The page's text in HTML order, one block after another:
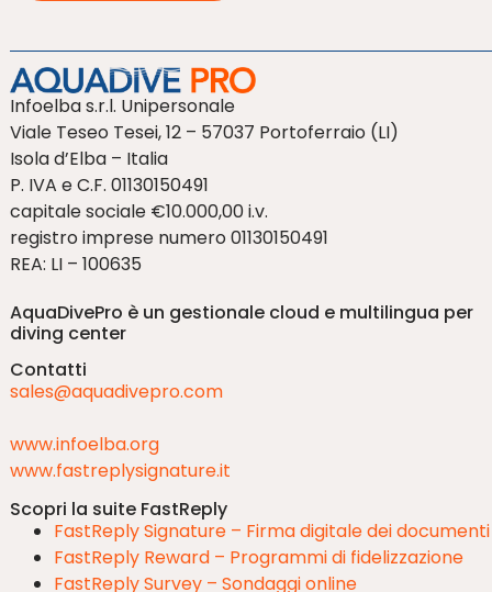
Infoelba s.r.l. Unipersonale
Viale Teseo Tesei, 12 – 57037 Portoferraio (LI)
Isola d’Elba – Italia
P. IVA e C.F. 01130150491
capitale sociale €10.000,00 i.v.
registro imprese numero 01130150491
REA: LI – 100635
AquaDivePro è un gestionale cloud e multilingua per
diving center
Contatti
sales@aquadivepro.com
www.infoelba.org
www.fastreplysignature.it
Scopri la suite FastReply
FastReply Signature – Firma digitale dei documenti
FastReply Reward – Programmi di fidelizzazione
FastReply Survey – Sondaggi online